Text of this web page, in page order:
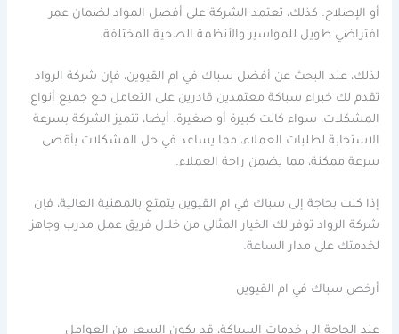
أو الإصلاح. كذلك، تعتمد الشركة على أفضل المواد لضمان عمر
افتراضي طويل للمواسير والأنظمة الصحية المختلفة.
لذلك، عند البحث عن أفضل سباك في ام القيوين، فإن شركة الرواد
تقدم لك خبراء سباكة معتمدين قادرين على التعامل مع جميع أنواع
المشكلات، سواء كانت كبيرة أو صغيرة. أيضا، تتميز الشركة بسرعة
الاستجابة لطلبات العملاء، مما يساعد في حل المشكلات بأقصى
سرعة ممكنة، مما يضمن راحة العملاء.
إذا كنت بحاجة إلى سباك في ام القيوين يتمتع بالمهنية العالية، فإن
شركة الرواد توفر لك الخيار المثالي من خلال فريق عمل مدرب وجاهز
لخدمتك على مدار الساعة.
أرخص سباك في ام القيوين
عند الحاجة إلى خدمات السباكة، قد يكون السعر من العوامل